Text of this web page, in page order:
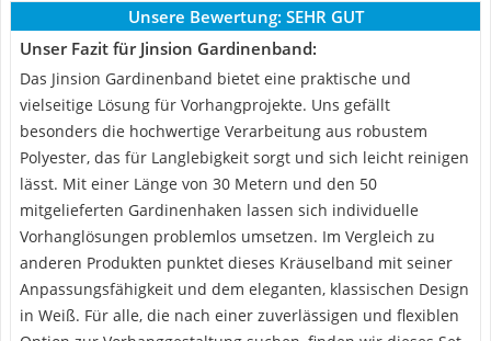
Unsere Bewertung: SEHR GUT
Unser Fazit für Jinsion Gardinenband:
Das Jinsion Gardinenband bietet eine praktische und
vielseitige Lösung für Vorhangprojekte. Uns gefällt
besonders die hochwertige Verarbeitung aus robustem
Polyester, das für Langlebigkeit sorgt und sich leicht reinigen
lässt. Mit einer Länge von 30 Metern und den 50
mitgelieferten Gardinenhaken lassen sich individuelle
Vorhanglösungen problemlos umsetzen. Im Vergleich zu
anderen Produkten punktet dieses Kräuselband mit seiner
Anpassungsfähigkeit und dem eleganten, klassischen Design
in Weiß. Für alle, die nach einer zuverlässigen und flexiblen